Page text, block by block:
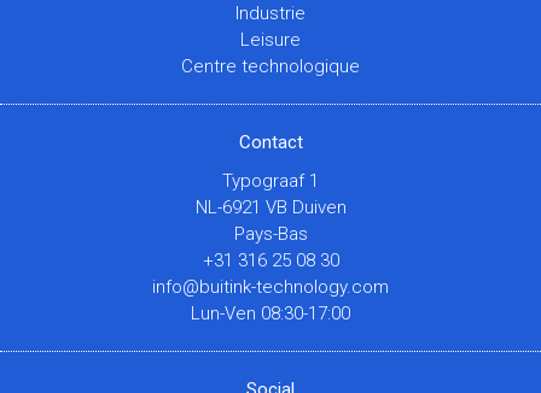
Industrie
Leisure
Centre technologique
Contact
Typograaf 1
NL-6921 VB Duiven
Pays-Bas
+31 316 25 08 30
info@buitink-technology.com
Lun-Ven 08:30-17:00